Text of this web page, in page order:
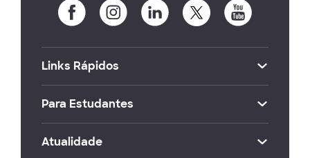
Links Rápidos
Para Estudantes
Atualidade